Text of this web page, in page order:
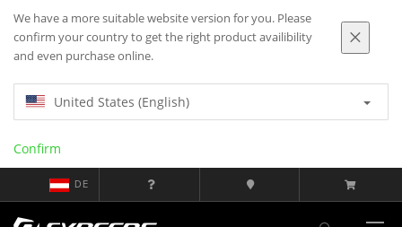
We have a more suitable website version for you. Please
confirm your country to get the right product availibility
and even purchase online.
United States (English)
Confirm
DE